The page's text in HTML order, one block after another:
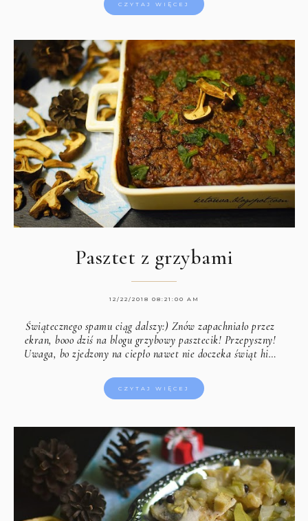
CZYTAJ WIĘCEJ
Pasztet z grzybami
12/22/2018 08:21:00 AM
Świątecznego spamu ciąg dalszy:) Znów zapachniało przez
ekran, booo dziś na blogu grzybowy pasztecik! Przepyszny!
Uwaga, bo zjedzony na ciepło nawet nie doczeka świąt hi…
CZYTAJ WIĘCEJ